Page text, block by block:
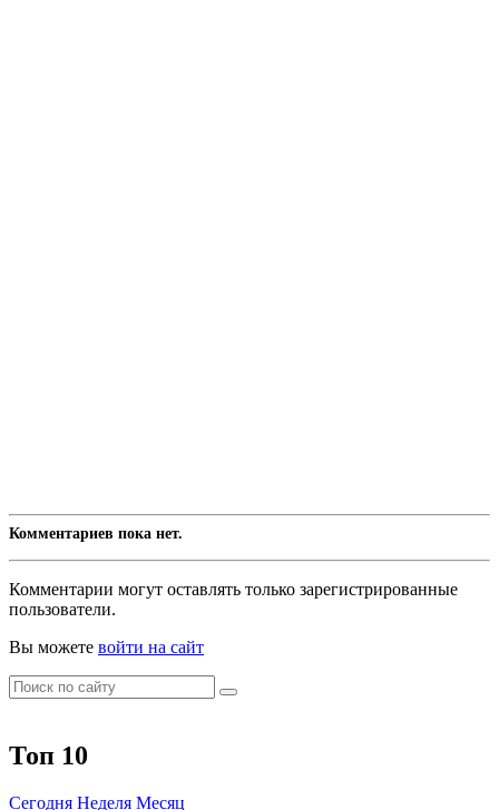
Комментариев пока нет.
Комментарии могут оставлять только зарегистрированные
пользователи.
Вы можете войти на сайт
Топ 10
Сегодня Неделя Месяц